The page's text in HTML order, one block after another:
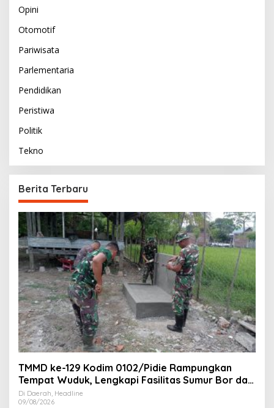
Opini
Otomotif
Pariwisata
Parlementaria
Pendidikan
Peristiwa
Politik
Tekno
Berita Terbaru
TMMD ke-129 Kodim 0102/Pidie Rampungkan
Tempat Wuduk, Lengkapi Fasilitas Sumur Bor dan
MCK
Di Daerah, Headline
09/08/2026